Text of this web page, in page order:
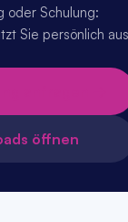
oder Schulung:
Sie persönlich aus
öffnen